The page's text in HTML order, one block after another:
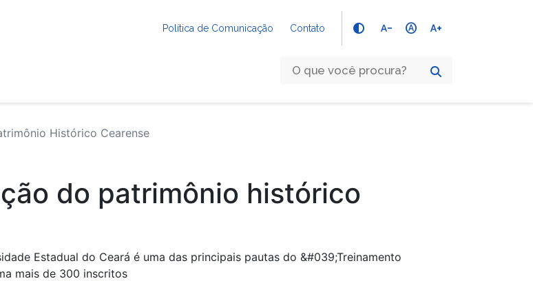
Política de Comunicação Contato text_decrease hdr_auto text_increase
Histórico Cearense
do patrimônio histórico
Estadual do Ceará é uma das principais pautas do &#039;Treinamento
mais de 300 inscritos